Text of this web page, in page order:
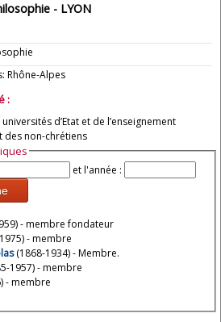
- LYON
Rhône-Alpes
:
d’Etat et de l’enseignement
des non-chrétiens
et l'année :
- membre fondateur
- membre
(1868-1934) - Membre.
1957) - membre
- membre